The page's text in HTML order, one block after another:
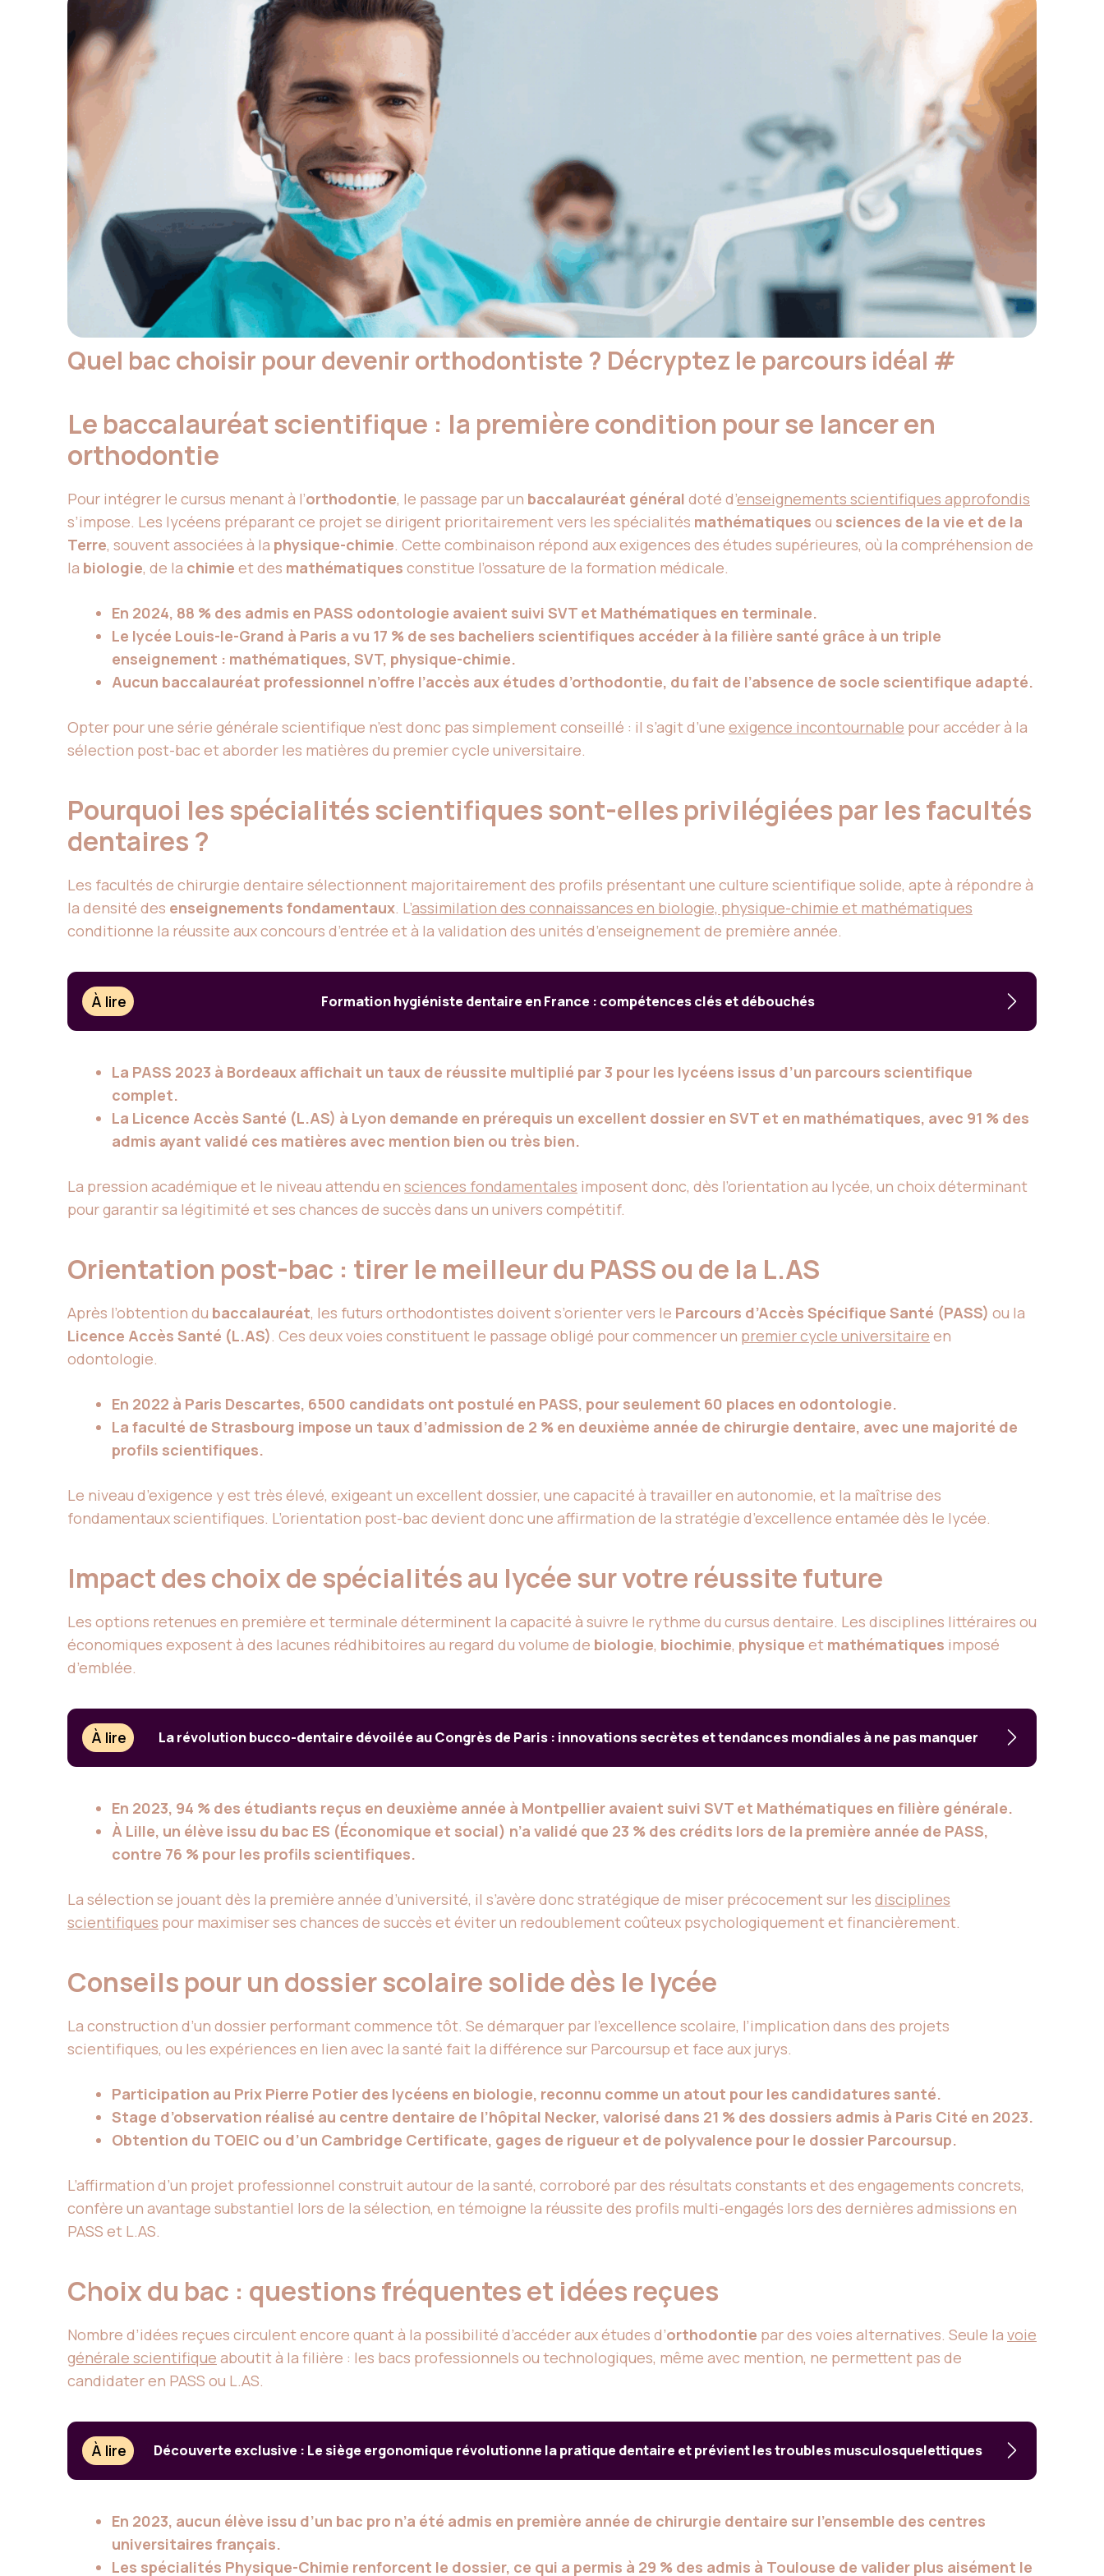
Quel bac choisir pour devenir orthodontiste ? Décryptez le parcours idéal #
Le baccalauréat scientifique : la première condition pour se lancer en
orthodontie
Pour intégrer le cursus menant à l’orthodontie, le passage par un baccalauréat général doté d’enseignements scientifiques approfondis
s’impose. Les lycéens préparant ce projet se dirigent prioritairement vers les spécialités mathématiques ou sciences de la vie et de la
Terre, souvent associées à la physique-chimie. Cette combinaison répond aux exigences des études supérieures, où la compréhension de
la biologie, de la chimie et des mathématiques constitue l’ossature de la formation médicale.
En 2024, 88 % des admis en PASS odontologie avaient suivi SVT et Mathématiques en terminale.
Le lycée Louis-le-Grand à Paris a vu 17 % de ses bacheliers scientifiques accéder à la filière santé grâce à un triple
enseignement : mathématiques, SVT, physique-chimie.
Aucun baccalauréat professionnel n’offre l’accès aux études d’orthodontie, du fait de l’absence de socle scientifique adapté.
Opter pour une série générale scientifique n’est donc pas simplement conseillé : il s’agit d’une exigence incontournable pour accéder à la
sélection post-bac et aborder les matières du premier cycle universitaire.
Pourquoi les spécialités scientifiques sont-elles privilégiées par les facultés
dentaires ?
Les facultés de chirurgie dentaire sélectionnent majoritairement des profils présentant une culture scientifique solide, apte à répondre à
la densité des enseignements fondamentaux. L’assimilation des connaissances en biologie, physique-chimie et mathématiques
conditionne la réussite aux concours d’entrée et à la validation des unités d’enseignement de première année.
À lire Formation hygiéniste dentaire en France : compétences clés et débouchés
La PASS 2023 à Bordeaux affichait un taux de réussite multiplié par 3 pour les lycéens issus d’un parcours scientifique
complet.
La Licence Accès Santé (L.AS) à Lyon demande en prérequis un excellent dossier en SVT et en mathématiques, avec 91 % des
admis ayant validé ces matières avec mention bien ou très bien.
La pression académique et le niveau attendu en sciences fondamentales imposent donc, dès l’orientation au lycée, un choix déterminant
pour garantir sa légitimité et ses chances de succès dans un univers compétitif.
Orientation post-bac : tirer le meilleur du PASS ou de la L.AS
Après l’obtention du baccalauréat, les futurs orthodontistes doivent s’orienter vers le Parcours d’Accès Spécifique Santé (PASS) ou la
Licence Accès Santé (L.AS). Ces deux voies constituent le passage obligé pour commencer un premier cycle universitaire en
odontologie.
En 2022 à Paris Descartes, 6500 candidats ont postulé en PASS, pour seulement 60 places en odontologie.
La faculté de Strasbourg impose un taux d’admission de 2 % en deuxième année de chirurgie dentaire, avec une majorité de
profils scientifiques.
Le niveau d’exigence y est très élevé, exigeant un excellent dossier, une capacité à travailler en autonomie, et la maîtrise des
fondamentaux scientifiques. L’orientation post-bac devient donc une affirmation de la stratégie d’excellence entamée dès le lycée.
Impact des choix de spécialités au lycée sur votre réussite future
Les options retenues en première et terminale déterminent la capacité à suivre le rythme du cursus dentaire. Les disciplines littéraires ou
économiques exposent à des lacunes rédhibitoires au regard du volume de biologie, biochimie, physique et mathématiques imposé
d’emblée.
À lire La révolution bucco-dentaire dévoilée au Congrès de Paris : innovations secrètes et tendances mondiales à ne pas manquer
En 2023, 94 % des étudiants reçus en deuxième année à Montpellier avaient suivi SVT et Mathématiques en filière générale.
À Lille, un élève issu du bac ES (Économique et social) n’a validé que 23 % des crédits lors de la première année de PASS,
contre 76 % pour les profils scientifiques.
La sélection se jouant dès la première année d’université, il s’avère donc stratégique de miser précocement sur les disciplines
scientifiques pour maximiser ses chances de succès et éviter un redoublement coûteux psychologiquement et financièrement.
Conseils pour un dossier scolaire solide dès le lycée
La construction d’un dossier performant commence tôt. Se démarquer par l’excellence scolaire, l’implication dans des projets
scientifiques, ou les expériences en lien avec la santé fait la différence sur Parcoursup et face aux jurys.
Participation au Prix Pierre Potier des lycéens en biologie, reconnu comme un atout pour les candidatures santé.
Stage d’observation réalisé au centre dentaire de l’hôpital Necker, valorisé dans 21 % des dossiers admis à Paris Cité en 2023.
Obtention du TOEIC ou d’un Cambridge Certificate, gages de rigueur et de polyvalence pour le dossier Parcoursup.
L’affirmation d’un projet professionnel construit autour de la santé, corroboré par des résultats constants et des engagements concrets,
confère un avantage substantiel lors de la sélection, en témoigne la réussite des profils multi-engagés lors des dernières admissions en
PASS et L.AS.
Choix du bac : questions fréquentes et idées reçues
Nombre d’idées reçues circulent encore quant à la possibilité d’accéder aux études d’orthodontie par des voies alternatives. Seule la voie
générale scientifique aboutit à la filière : les bacs professionnels ou technologiques, même avec mention, ne permettent pas de
candidater en PASS ou L.AS.
À lire Découverte exclusive : Le siège ergonomique révolutionne la pratique dentaire et prévient les troubles musculosquelettiques
En 2023, aucun élève issu d’un bac pro n’a été admis en première année de chirurgie dentaire sur l’ensemble des centres
universitaires français.
Les spécialités Physique-Chimie renforcent le dossier, ce qui a permis à 29 % des admis à Toulouse de valider plus aisément le